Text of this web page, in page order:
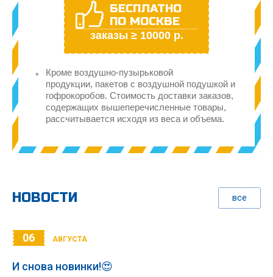
БЕСПЛАТНО
ПО МОСКВЕ
заказы ≥ 10000 р.
Кроме воздушно-пузырьковой
продукции, пакетов с воздушной подушкой и
гофрокоробов. Стоимость доставки заказов,
содержащих вышеперечисленные товары,
рассчитывается исходя из веса и объема.
НОВОСТИ все
06 АВГУСТА
И снова новинки!😍